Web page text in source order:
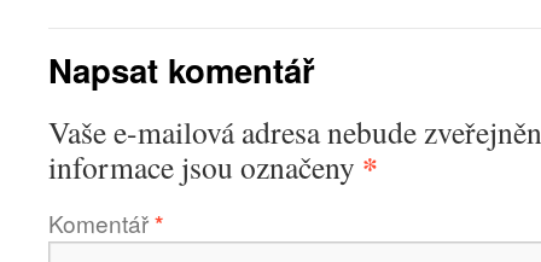
Napsat komentář
Vaše e-mailová adresa nebude
informace jsou označeny *
Komentář*